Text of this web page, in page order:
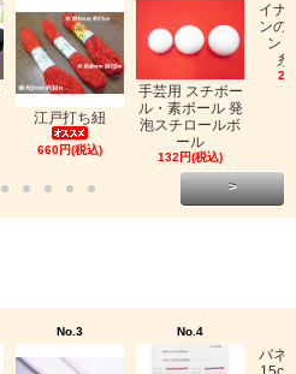
江戸打ち紐
660円(税込)
手芸用 スチボー
ル・素ボール 発
泡スチロールボ
ール
132円(税込)
イナ
ンの
ン
糸
>
No.3 No.4
バネ